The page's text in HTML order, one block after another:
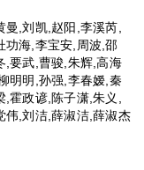
,刘凯,赵阳,李溪芮,
功海,李宝安,周波,邵
,要武,曹骏,朱辉,高海
明明,孙强,李春嫒,秦
霍政谚,陈子潇,朱义,
伟,刘洁,薛淑洁,薛淑杰